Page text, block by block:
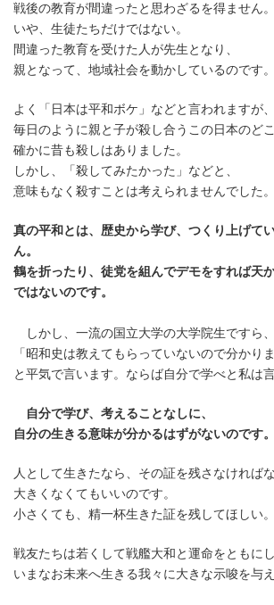
戦後の教育が間違ったと思わざるを得ません。
いや、生徒たちだけではない。
間違った教育を受けた人が先生となり、
親となって、地域社会を動かしているのです。
よく「日本は平和ボケ」などと言われますが、
毎日のように親と子が殺し合うこの日本のど
確かに昔も殺しはありました。
しかし、「殺してみたかった」などと、
意味もなく殺すことは考えられませんでした。
真の平和とは、歴史から学び、つくり上げて
ん。
鶴を折ったり、徒党を組んでデモをすれば天
ではないのです。
しかし、一流の国立大学の大学院生ですら、
「昭和史は教えてもらっていないので分かりま
と平気で言います。ならば自分で学べと私は言
自分で学び、考えることなしに、
自分の生きる意味が分かるはずがないのです。
人として生きたなら、その証を残さなければな
大きくなくてもいいのです。
小さくても、精一杯生きた証を残してほしい。
戦友たちは若くして戦艦大和と運命をともにし
いまなお未来へ生きる我々に大きな示唆を与